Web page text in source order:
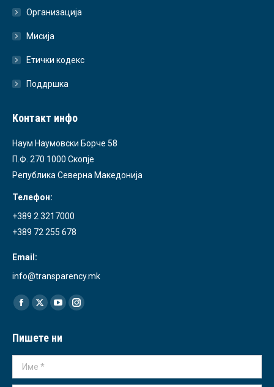
Организација
Мисија
Етички кодекс
Поддршка
Контакт инфо
Наум Наумовски Борче 58
П.Ф. 270 1000 Скопје
Република Северна Македонија
Телефон:
+389 2 3217000
+389 72 255 678
Email:
info@transparency.mk
Find us on:
Facebook
opens
in
new
X
opens
in
YouTube
opens
in
Instagram
in
Пишете ни
Име *